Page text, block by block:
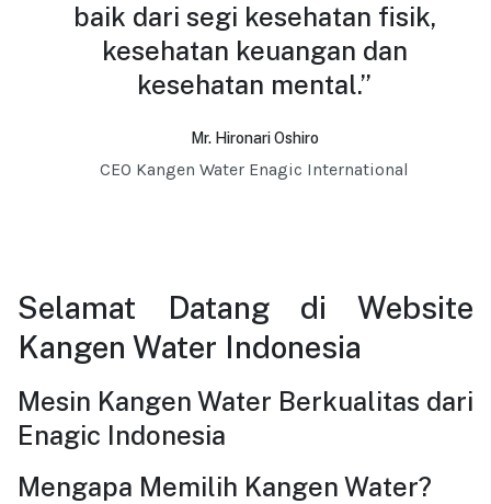
baik dari segi kesehatan fisik,
kesehatan keuangan dan
kesehatan mental.”
Mr. Hironari Oshiro
CEO Kangen Water Enagic International
Selamat Datang di Website
Kangen Water Indonesia
Mesin Kangen Water Berkualitas dari
Enagic Indonesia
Mengapa Memilih Kangen Water?